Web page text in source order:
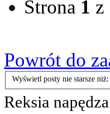
Strona 1 z
Powrót do
Wyświetl posty nie starsze niż:
Reksia napędza